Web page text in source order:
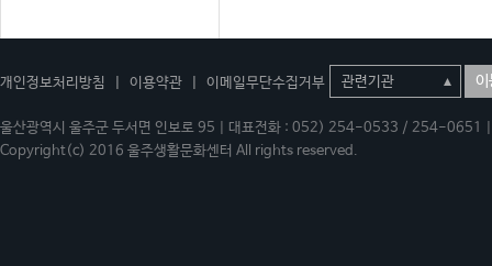
개인정보처리방침 이용약관 이메일무단수집거부 이
울산광역시 울주군 두서면 인보로 95 | 대표전화 : 052) 254-0533 / 254-
Copyright(c) 2016 울주생활문화센터 All rights reserved.